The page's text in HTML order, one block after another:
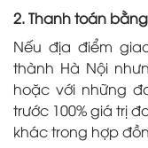
2. Thanh toán
Nếu địa điểm
thành Hà Nội
hoặc với những
trước 100% giá trị
khác trong hợp